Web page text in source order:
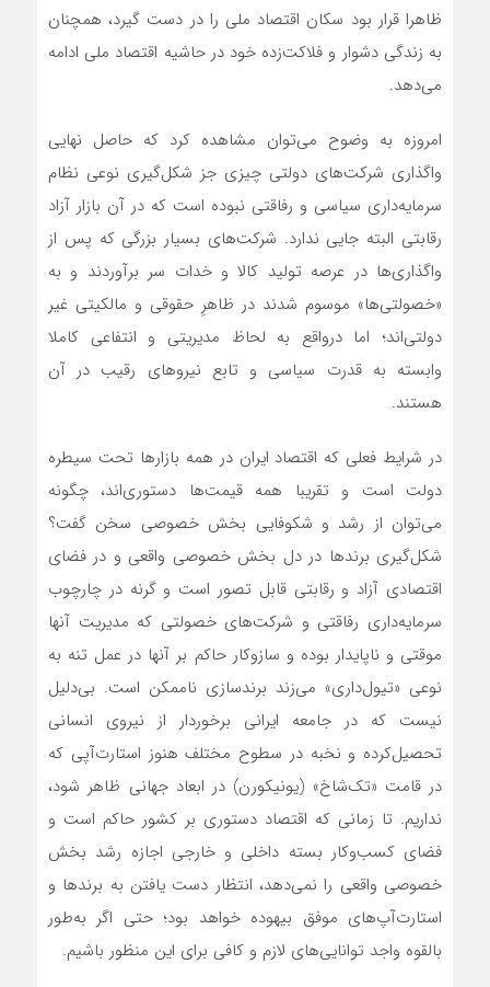
ظاهرا قرار بود سکان اقتصاد ملی را در دست گیرد، همچنان
به زندگی دشوار و فلاکت‌زده خود در حاشیه اقتصاد ملی ادامه
می‌دهد.
امروزه به وضوح می‌توان مشاهده کرد که حاصل نهایی
واگذاری شرکت‌های دولتی چیزی جز شکل‌گیری نوعی نظام
سرمایه‌داری سیاسی و رفاقتی نبوده است که در آن بازار آزاد
رقابتی البته جایی ندارد. شرکت‌های بسیار بزرگی که پس از
واگذاری‌ها در عرصه تولید کالا و خدات سر برآوردند و به
«خصولتی‌ها» موسوم شدند در ظاهرِ حقوقی و مالکیتی غیر
دولتی‌اند؛ اما درواقع به لحاظ مدیریتی و انتفاعی کاملا
وابسته به قدرت سیاسی و تابع نیروهای رقیب در آن
هستند.
در شرایط فعلی که اقتصاد ایران در همه بازارها تحت سیطره
دولت‌ است و تقریبا همه قیمت‌ها دستوری‌اند، چگونه
می‌توان از رشد و شکوفایی بخش خصوصی سخن گفت؟
شکل‌گیری برندها در دل بخش خصوصی واقعی و در فضای
اقتصادی آزاد و رقابتی قابل تصور است و گرنه در چارچوب
سرمایه‌داری رفاقتی و شرکت‌های خصولتی که مدیریت آنها
موقتی و ناپایدار بوده و ‌سازوکار حاکم بر آنها در عمل تنه به
نوعی «تیول‌داری» می‌زند برند‌سازی ناممکن است. بی‌دلیل
نیست که در جامعه ایرانی برخوردار از نیروی انسانی
تحصیل‌کرده و نخبه در سطوح مختلف هنوز استارت‌آپی که
در قامت «تک‌شاخ» (یونیکورن) در ابعاد جهانی ظاهر شود،
نداریم. تا زمانی که اقتصاد دستوری بر کشور حاکم است و
فضای کسب‌وکار بسته داخلی و خارجی اجازه رشد بخش
خصوصی واقعی را نمی‌دهد، انتظار دست یافتن به برندها و
استارت‌آپ‌های موفق بیهوده خواهد بود؛ حتی اگر به‌طور
بالقوه واجد توانایی‌های لازم و کافی برای این منظور باشیم.